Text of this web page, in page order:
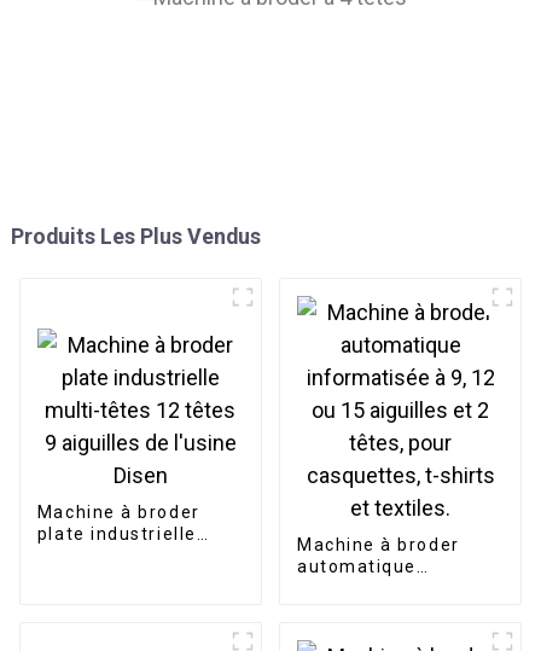
Produits Les Plus Vendus
Machine à broder
plate industrielle
Machine à broder
automatique